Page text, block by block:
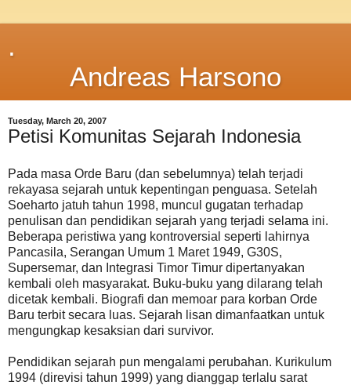
.
Andreas Harsono
Tuesday, March 20, 2007
Petisi Komunitas Sejarah Indonesia
Pada masa Orde Baru (dan sebelumnya) telah terjadi
rekayasa sejarah untuk kepentingan penguasa. Setelah
Soeharto jatuh tahun 1998, muncul gugatan terhadap
penulisan dan pendidikan sejarah yang terjadi selama ini.
Beberapa peristiwa yang kontroversial seperti lahirnya
Pancasila, Serangan Umum 1 Maret 1949, G30S,
Supersemar, dan Integrasi Timor Timur dipertanyakan
kembali oleh masyarakat. Buku-buku yang dilarang telah
dicetak kembali. Biografi dan memoar para korban Orde
Baru terbit secara luas. Sejarah lisan dimanfaatkan untuk
mengungkap kesaksian dari survivor.
Pendidikan sejarah pun mengalami perubahan. Kurikulum
1994 (direvisi tahun 1999) yang dianggap terlalu sarat